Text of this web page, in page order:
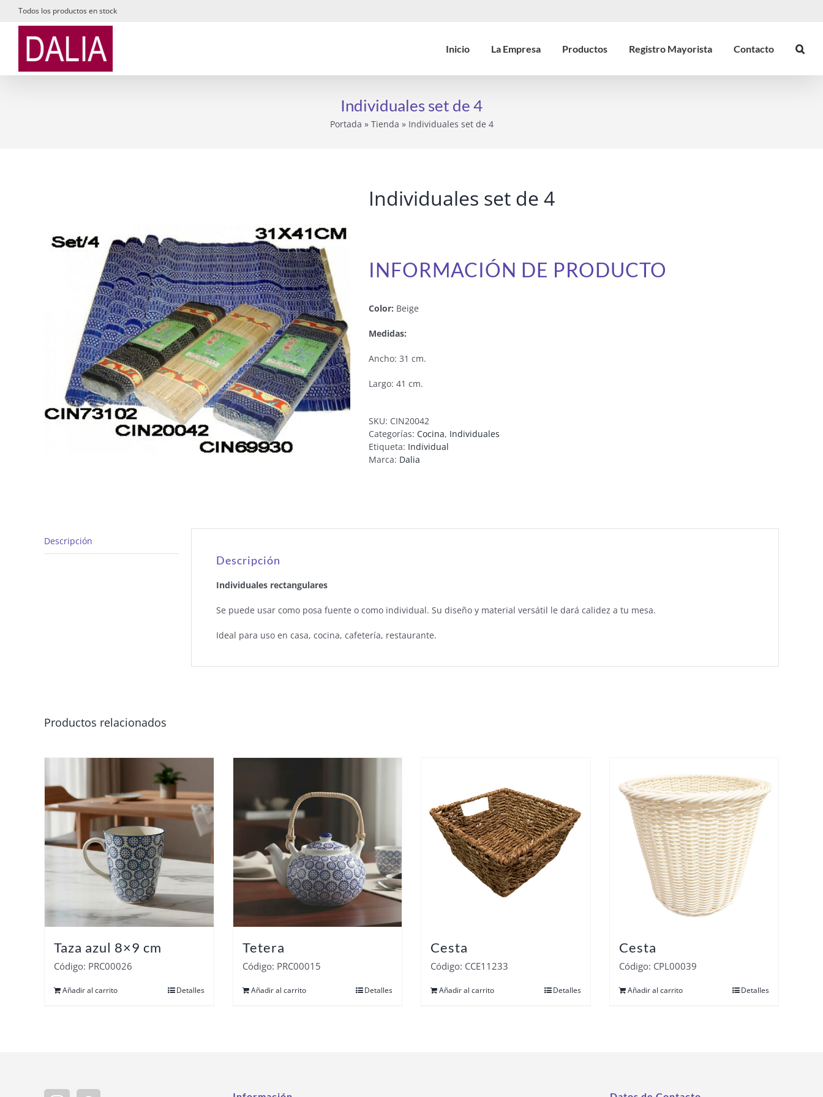
SaltarTodos los productos en stock
Inicio La Empresa Productos Registro Mayorista Contacto
Individuales set de 4
Portada » Tienda » Individuales set de 4
Individuales set de 4
INFORMACIÓN DE PRODUCTO
Color: Beige
Medidas:
Ancho: 31 cm.
Largo: 41 cm.
SKU: CIN20042
Categorías: Cocina, Individuales
Etiqueta: Individual
Marca: Dalia
Descripción
Descripción
Individuales rectangulares
Se puede usar como posa fuente o como individual. Su diseño y material versátil le dará calidez a tu mesa.
Ideal para uso en casa, cocina, cafetería, restaurante.
Productos relacionados
Taza azul 8×9 cm
Código: PRC00026
Añadir al carrito Detalles
Tetera
Código: PRC00015
Añadir al carrito Detalles
Cesta
Código: CCE11233
Añadir al carrito Detalles
Cesta
Código: CPL00039
Añadir al carrito Detalles